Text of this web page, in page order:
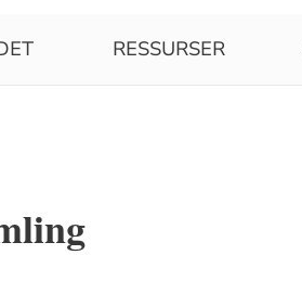
RESSURSER